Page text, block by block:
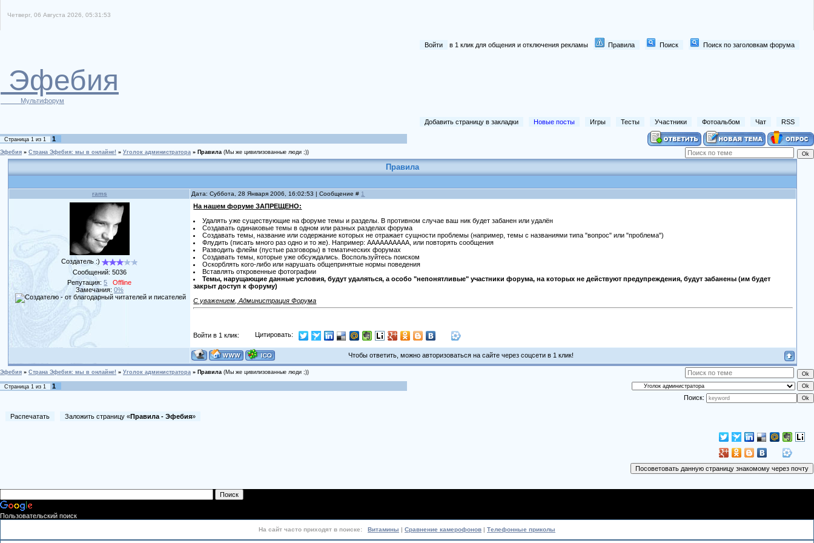
Четверг, 06 Августа 2026, 05:31:53
Войти в 1 клик для общения и отключения рекламы Правила Поиск Поиск по заголовкам форума
Эфебия
Мультифорум
Добавить страницу в закладки Новые посты Игры Тесты Участники Фотоальбом Чат RSS
Страница 1 из 1 1
Эфебия » Страна Эфебия: мы в онлайне! » Уголок администратора » Правила (Мы же цивилизованные люди ;))
Правила
rams Дата: Суббота, 28 Января 2006, 16:02:53 | Сообщение # 1
Создатель :)
Сообщений: 5036
Репутация:5
Offline
Замечания: 0%
На нашем форуме ЗАПРЕЩЕНО:
Удалять уже существующие на форуме темы и разделы. В противном случае ваш ник будет забанен или удалён
Создавать одинаковые темы в одном или разных разделах форума
Создавать темы, название или содержание которых не отражает сущности проблемы (например, темы с названиями типа "вопрос" или "проблема")
Флудить (писать много раз одно и то же). Например: АААААААААА, или повторять сообщения
Разводить флейм (пустые разговоры) в тематических форумах
Создавать темы, которые уже обсуждались. Воспользуйтесь поиском
Оскорблять кого-либо или нарушать общепринятые нормы поведения
Вставлять откровенные фотографии
Темы, нарущающие данные условия, будут удаляться, а особо "непонятливые" участники форума, на которых не действуют предупреждения, будут забанены (им будет
закрыт доступ к форуму)
С уважением, Администрация Форума
Войти в 1 клик: Цитировать:
Чтобы ответить, можно авторизоваться на сайте через соцсети в 1 клик!
Эфебия » Страна Эфебия: мы в онлайне! » Уголок администратора » Правила (Мы же цивилизованные люди ;))
Страница 1 из 1
1
Поиск:
Распечатать Заложить страницу «Правила - Эфебия»
Пользовательский поиск
На сайт часто приходят в поиске: Витамины | Сравнение камерофонов | Телефонные приколы